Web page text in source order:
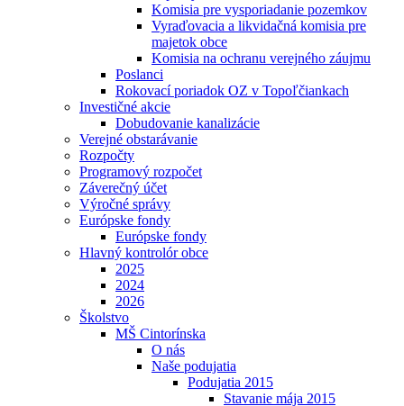
Komisia pre vysporiadanie pozemkov
Vyraďovacia a likvidačná komisia pre
majetok obce
Komisia na ochranu verejného záujmu
Poslanci
Rokovací poriadok OZ v Topoľčiankach
Investičné akcie
Dobudovanie kanalizácie
Verejné obstarávanie
Rozpočty
Programový rozpočet
Záverečný účet
Výročné správy
Európske fondy
Európske fondy
Hlavný kontrolór obce
2025
2024
2026
Školstvo
MŠ Cintorínska
O nás
Naše podujatia
Podujatia 2015
Stavanie mája 2015